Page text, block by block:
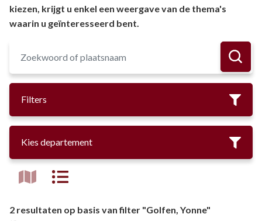
kiezen, krijgt u enkel een weergave van de thema's
waarin u geïnteresseerd bent.
Filters
Kies departement
2 resultaten op basis van filter "Golfen, Yonne"